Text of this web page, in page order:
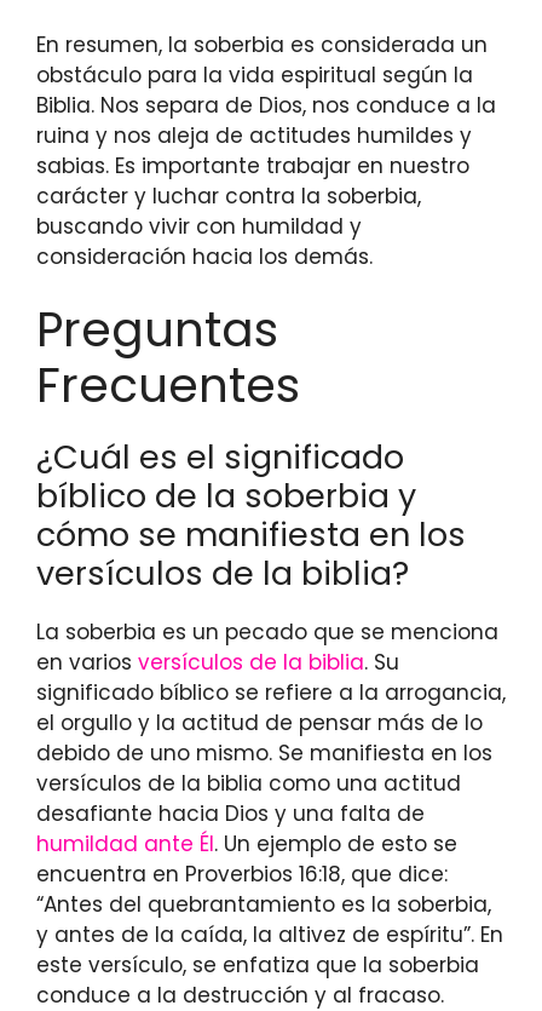
En resumen, la soberbia es considerada un
obstáculo para la vida espiritual según la
Biblia. Nos separa de Dios, nos conduce a la
ruina y nos aleja de actitudes humildes y
sabias. Es importante trabajar en nuestro
carácter y luchar contra la soberbia,
buscando vivir con humildad y
consideración hacia los demás.
Preguntas
Frecuentes
¿Cuál es el significado
bíblico de la soberbia y
cómo se manifiesta en los
versículos de la biblia?
La soberbia es un pecado que se menciona
en varios versículos de la biblia. Su
significado bíblico se refiere a la arrogancia,
el orgullo y la actitud de pensar más de lo
debido de uno mismo. Se manifiesta en los
versículos de la biblia como una actitud
desafiante hacia Dios y una falta de
humildad ante Él. Un ejemplo de esto se
encuentra en Proverbios 16:18, que dice:
“Antes del quebrantamiento es la soberbia,
y antes de la caída, la altivez de espíritu”. En
este versículo, se enfatiza que la soberbia
conduce a la destrucción y al fracaso.